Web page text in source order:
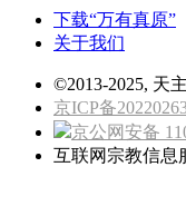
下载“万有真原”
关于我们
©2013-2025, 天
京ICP备
京公网安备
互联网宗教信息